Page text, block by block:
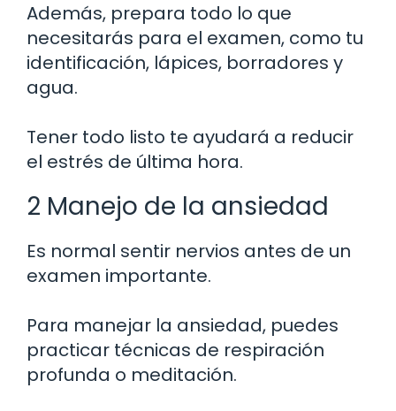
Además, prepara todo lo que
necesitarás para el examen, como tu
identificación, lápices, borradores y
agua.
Tener todo listo te ayudará a reducir
el estrés de última hora.
2 Manejo de la ansiedad
Es normal sentir nervios antes de un
examen importante.
Para manejar la ansiedad, puedes
practicar técnicas de respiración
profunda o meditación.